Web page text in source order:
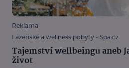
Reklama
Lázeňské a wellness pobyty - Spa.cz
Tajemství wellbeingu aneb
život